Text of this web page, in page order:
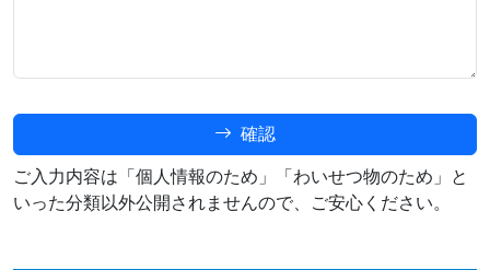
確認
ご入力内容は「個人情報のため」「わいせつ物のため」と
いった分類以外公開されませんので、ご安心ください。